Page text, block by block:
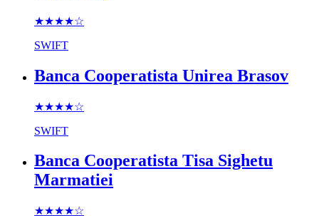
★★★★☆
SWIFT
Banca Cooperatista Unirea Brasov
★★★★☆
SWIFT
Banca Cooperatista Tisa Sighetu
Marmatiei
★★★★☆